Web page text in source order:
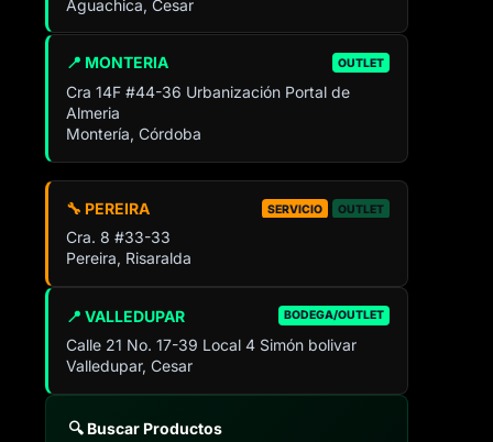
Aguachica, Cesar
📍 MONTERIA OUTLET
Cra 14F #44-36 Urbanización Portal de
Almeria
Montería, Córdoba
📍 VALLEDUPAR BODEGA/OUTLET
Calle 21 No. 17-39 Local 4 Simón bolivar
Valledupar, Cesar
🔧 PEREIRA SERVICIO OUTLET
Cra. 8 #33-33
Pereira, Risaralda
🔍 Buscar Productos